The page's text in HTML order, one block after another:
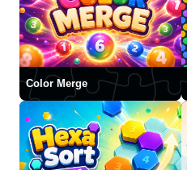
Color Merge